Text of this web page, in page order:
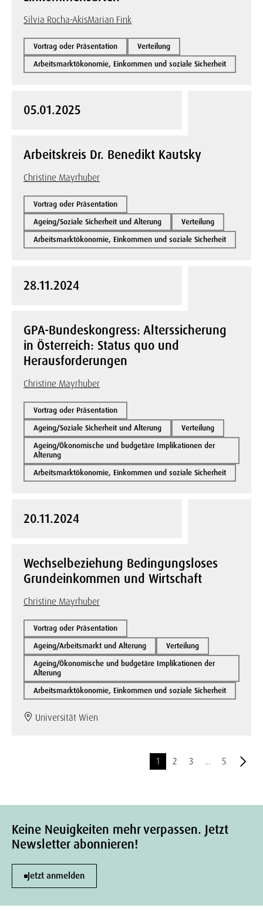
Silvia Rocha-AkisMarian Fink
Vortrag oder Präsentation
Verteilung
Arbeitsmarktökonomie, Einkommen und soziale Sicherheit
05.01.2025
Arbeitskreis Dr. Benedikt Kautsky
Christine Mayrhuber
Vortrag oder Präsentation
Ageing/Soziale Sicherheit und Alterung
Verteilung
Arbeitsmarktökonomie, Einkommen und soziale Sicherheit
28.11.2024
GPA-Bundeskongress: Alterssicherung
in Österreich: Status quo und
Herausforderungen
Christine Mayrhuber
Vortrag oder Präsentation
Ageing/Soziale Sicherheit und Alterung
Verteilung
Ageing/Ökonomische und budgetäre Implikationen der
Alterung
Arbeitsmarktökonomie, Einkommen und soziale Sicherheit
20.11.2024
Wechselbeziehung Bedingungsloses
Grundeinkommen und Wirtschaft
Christine Mayrhuber
Vortrag oder Präsentation
Ageing/Arbeitsmarkt und Alterung
Verteilung
Ageing/Ökonomische und budgetäre Implikationen der
Alterung
Arbeitsmarktökonomie, Einkommen und soziale Sicherheit
Universität Wien
1 2 3 … 5
Keine Neuigkeiten mehr verpassen. Jetzt
Newsletter abonnieren!
Jetzt anmelden